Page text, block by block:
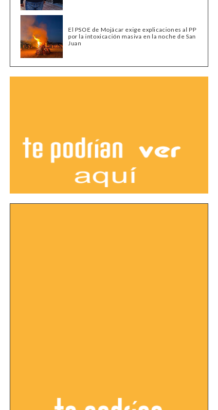
El PSOE de Mojácar exige explicaciones al PP
por la intoxicación masiva en la noche de San
Juan